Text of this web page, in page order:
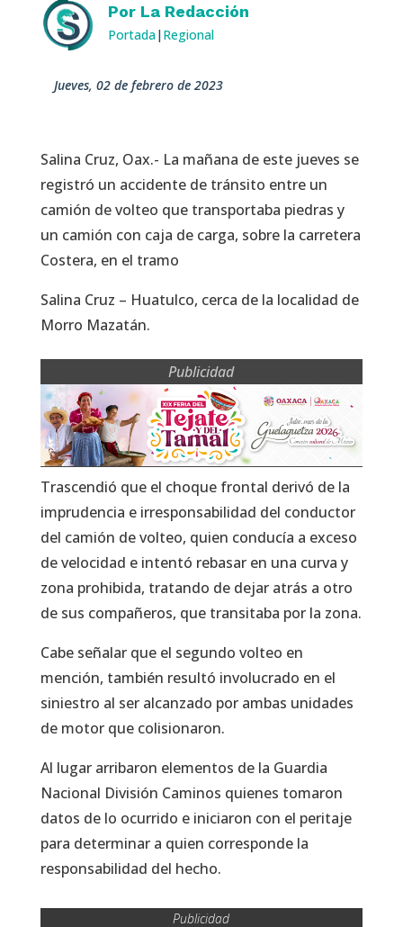
Por La Redacción
Portada| Regional
jueves, 02 de febrero de 2023
Salina Cruz, Oax.- La mañana de este jueves se
registró un accidente de tránsito entre un
camión de volteo que transportaba piedras y
un camión con caja de carga, sobre la carretera
Costera, en el tramo
Salina Cruz – Huatulco, cerca de la localidad de
Morro Mazatán.
Publicidad
Trascendió que el choque frontal derivó de la
imprudencia e irresponsabilidad del conductor
del camión de volteo, quien conducía a exceso
de velocidad e intentó rebasar en una curva y
zona prohibida, tratando de dejar atrás a otro
de sus compañeros, que transitaba por la zona.
Cabe señalar que el segundo volteo en
mención, también resultó involucrado en el
siniestro al ser alcanzado por ambas unidades
de motor que colisionaron.
Al lugar arribaron elementos de la Guardia
Nacional División Caminos quienes tomaron
datos de lo ocurrido e iniciaron con el peritaje
para determinar a quien corresponde la
responsabilidad del hecho.
Publicidad